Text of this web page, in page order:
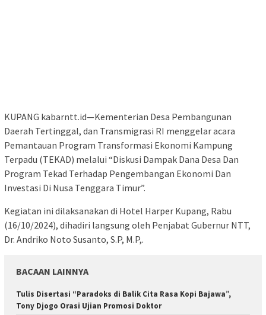
KUPANG kabarntt.id—Kementerian Desa Pembangunan
Daerah Tertinggal, dan Transmigrasi RI menggelar acara
Pemantauan Program Transformasi Ekonomi Kampung
Terpadu (TEKAD) melalui “Diskusi Dampak Dana Desa Dan
Program Tekad Terhadap Pengembangan Ekonomi Dan
Investasi Di Nusa Tenggara Timur”.
Kegiatan ini dilaksanakan di Hotel Harper Kupang, Rabu
(16/10/2024), dihadiri langsung oleh Penjabat Gubernur NTT,
Dr. Andriko Noto Susanto, S.P, M.P,.
BACAAN LAINNYA
Tulis Disertasi “Paradoks di Balik Cita Rasa Kopi Bajawa”,
Tony Djogo Orasi Ujian Promosi Doktor